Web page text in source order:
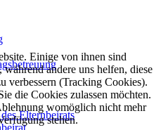
Elternbeirats
Einige von ihnen sind
andere uns helfen, diese
verbessern (Tracking Cookies).
die Cookies zulassen möchten.
womöglich nicht mehr
stehen.